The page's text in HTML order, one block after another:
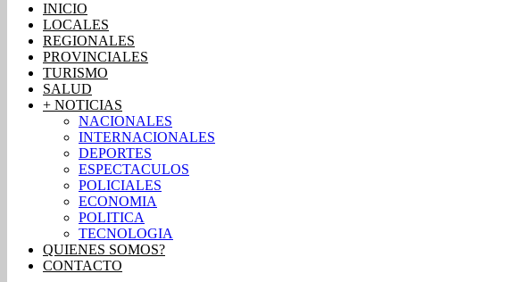
INICIO
LOCALES
REGIONALES
PROVINCIALES
TURISMO
SALUD
+ NOTICIAS
NACIONALES
INTERNACIONALES
DEPORTES
ESPECTACULOS
POLICIALES
ECONOMIA
POLITICA
TECNOLOGIA
QUIENES SOMOS?
CONTACTO